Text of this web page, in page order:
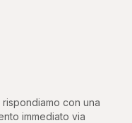
con una
immediato via